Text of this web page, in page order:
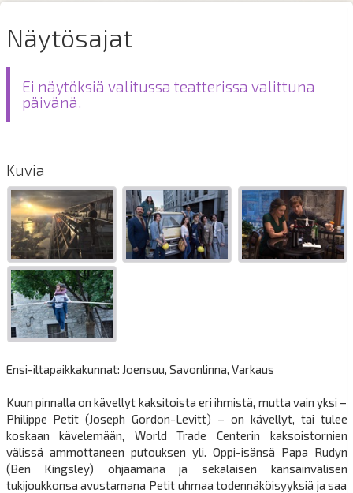
Näytösajat
Ei näytöksiä valitussa teatterissa valittuna
päivänä.
Kuvia
Ensi-iltapaikkakunnat: Joensuu, Savonlinna, Varkaus
Kuun pinnalla on kävellyt kaksitoista eri ihmistä, mutta vain yksi –
Philippe Petit (Joseph Gordon-Levitt) – on kävellyt, tai tulee
koskaan kävelemään, World Trade Centerin kaksoistornien
välissä ammottaneen putouksen yli. Oppi-isänsä Papa Rudyn
(Ben Kingsley) ohjaamana ja sekalaisen kansainvälisen
tukijoukkonsa avustamana Petit uhmaa todennäköisyyksiä ja saa